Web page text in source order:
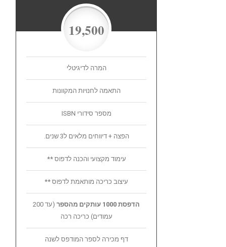
19,500
המרה לדיגיטלי
התאמה לחנויות המקוונות
מספר סידורי ISBN
הפצה + דיווחים מלאים ל3 שנים.
עימוד מקצועי והכנה לדפוס **
עיצוב כריכה מותאמת לדפוס **
הדפסת 1000 עותקים מהספר
(עד 200
עמודים) כריכה רכה
דף מכירה לספר המודפס לשנה